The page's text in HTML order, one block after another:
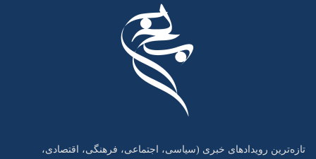
تازه‌ترین رویدادهای خبری (سیاسی، اجتماعی، فرهنگی، اقتصادی،